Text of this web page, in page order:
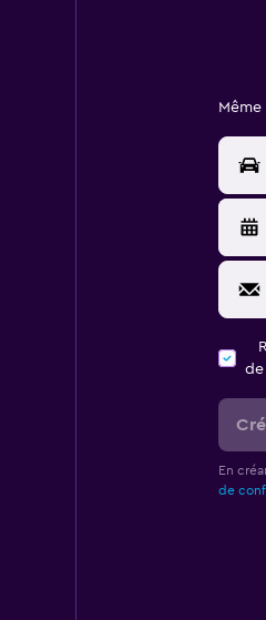
de
En
de